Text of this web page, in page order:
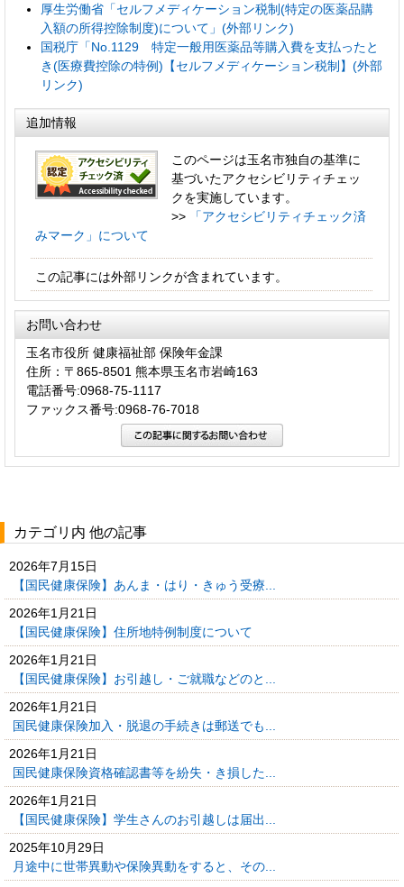
厚生労働省「セルフメディケーション税制(特定の医薬品購
入額の所得控除制度)について」(外部リンク)
国税庁「No.1129 特定一般用医薬品等購入費を支払ったと
き(医療費控除の特例)【セルフメディケーション税制】(外部
リンク)
追加情報
このページは玉名市独自の基準に
基づいたアクセシビリティチェッ
クを実施しています。
>>
「アクセシビリティチェック済
みマーク」について
この記事には外部リンクが含まれています。
お問い合わせ
玉名市役所 健康福祉部 保険年金課
住所：〒865-8501 熊本県玉名市岩崎163
電話番号:0968-75-1117
ファックス番号:0968-76-7018
カテゴリ内 他の記事
2026年7月15日
【国民健康保険】あんま・はり・きゅう受療...
2026年1月21日
【国民健康保険】住所地特例制度について
2026年1月21日
【国民健康保険】お引越し・ご就職などのと...
2026年1月21日
国民健康保険加入・脱退の手続きは郵送でも...
2026年1月21日
国民健康保険資格確認書等を紛失・き損した...
2026年1月21日
【国民健康保険】学生さんのお引越しは届出...
2025年10月29日
月途中に世帯異動や保険異動をすると、その...